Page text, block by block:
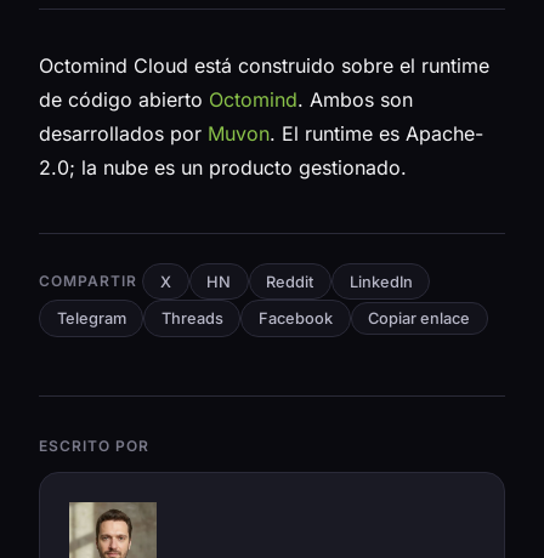
Octomind Cloud está construido sobre el runtime
de código abierto Octomind. Ambos son
desarrollados por Muvon. El runtime es Apache-
2.0; la nube es un producto gestionado.
COMPARTIR X HN Reddit LinkedIn
Telegram Threads Facebook Copiar enlace
ESCRITO POR